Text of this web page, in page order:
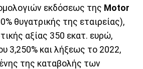
εκδόσεως της Motor
θυγατρικής της εταιρείας),
αξίας 350 εκατ. ευρώ,
3,250% και λήξεως το 2022,
της καταβολής των